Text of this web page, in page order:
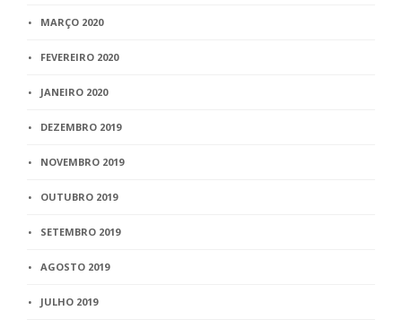
MARÇO 2020
FEVEREIRO 2020
JANEIRO 2020
DEZEMBRO 2019
NOVEMBRO 2019
OUTUBRO 2019
SETEMBRO 2019
AGOSTO 2019
JULHO 2019